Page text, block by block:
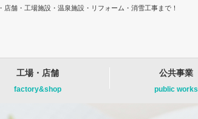
舗・工場施設・温泉施設・リフォーム・消雪工事まで！
工場・店舗
factory&shop
公共事業
public works